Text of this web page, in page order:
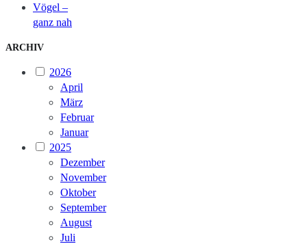
Vögel –
ganz nah
ARCHIV
2026
April
März
Februar
Januar
2025
Dezember
November
Oktober
September
August
Juli